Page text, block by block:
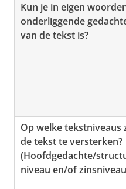
Kun je in eigen
onderliggende
van de tekst is?
Op welke tekstniveaus
de tekst te versterken?
(Hoofdgedachte/
niveau en/of